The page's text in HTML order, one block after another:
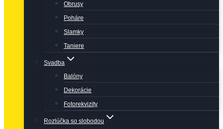
Obrusy
Poháre
Slamky
Taniere
Svadba
Balóny
Dekorácie
Fotorekvizity
Rozlúčka so slobodou